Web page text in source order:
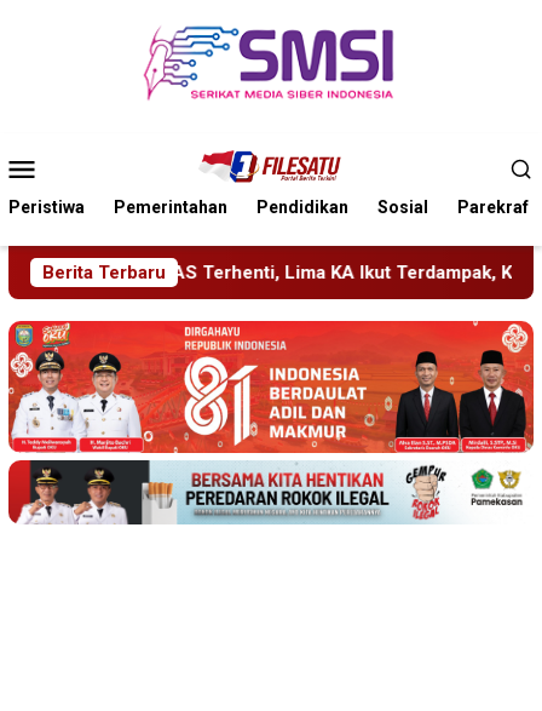
Mobile
Peristiwa Pemerintahan Pendidikan Sosial Parekraf
Berita Terbaru
Lima KA Ikut Terdampak, KAI Daop 7 Gerak Cepat Pulihkan